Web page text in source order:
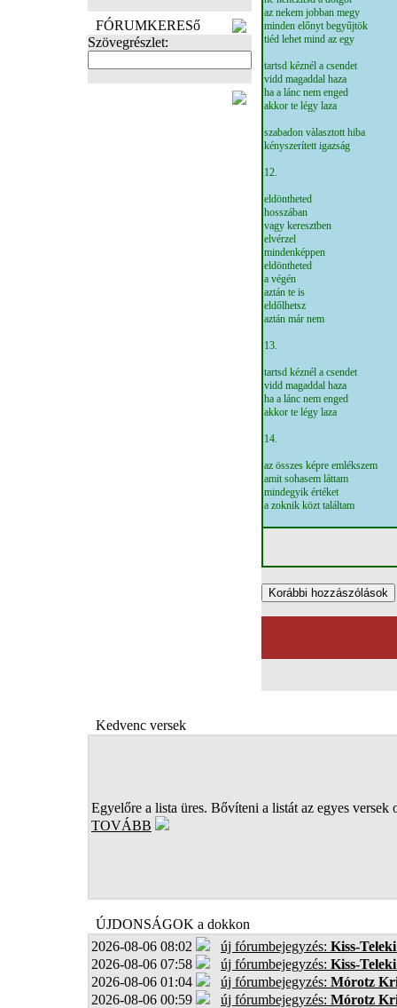
FÓRUMKERESő
Szövegrészlet:
az nekem jobban megy
minden előnyt begyűjtök
tiéd lehet mind az egy
tartsd kéznél a csendet
vidd magaddal haza
ha a lánc nem enged
akkor te légy laza
szabadon vàlasztott hiba
kényszerített igazság
12.
eldöntheted
hosszában
vagy keresztben
elvérzel
mindenképpen
eldöntheted
a végén
aztán te is
eldőlhetsz
aztán már nem
13.
tartsd kéznél a csendet
vidd magaddal haza
ha a lánc nem enged
akkor te légy laza
14.
az összes képre emlékszem
amit sohasem láttam
mindegyik értéket
a zoknik közt találtam
Kedvenc versek
Egyelőre a lista üres. Bővíteni a listát az egyes versek
TOVÁBB
ÚJDONSÁGOK a dokkon
2026-08-06 08:02
új fórumbejegyzés: Kiss-
2026-08-06 07:58
új fórumbejegyzés: Kiss-
2026-08-06 01:04
új fórumbejegyzés: Mórotz
2026-08-06 00:59
új fórumbejegyzés: Mórotz